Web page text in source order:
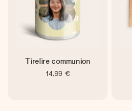
Tirelire communion
14,99 €